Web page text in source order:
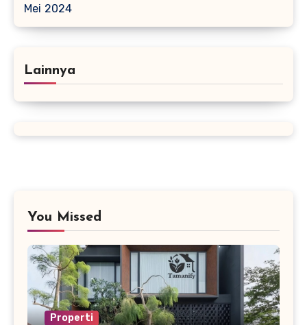
Mei 2024
Lainnya
You Missed
Properti